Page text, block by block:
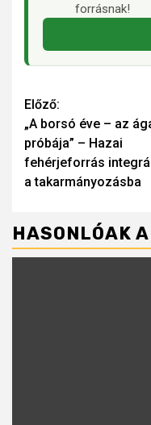
forrásnak!
Continue
Reading
Előző:
„A borsó éve – az
próbája” – Hazai
fehérjeforrás
a takarmányozásba
HASONLÓAK